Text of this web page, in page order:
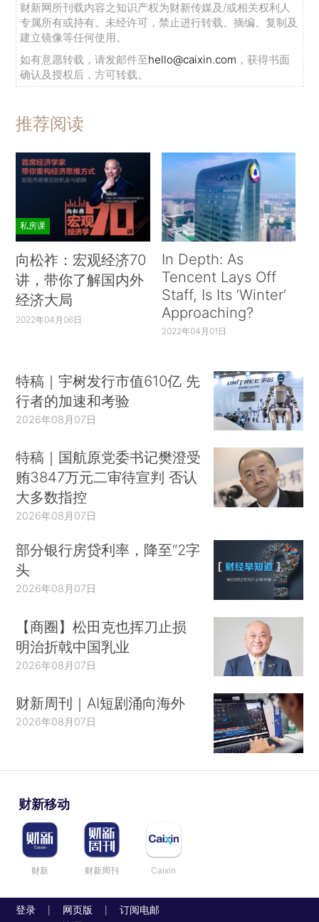
财新网所刊载内容之知识产权为财新传媒及/或相关权利人
专属所有或持有。未经许可，禁止进行转载、摘编、复制及
建立镜像等任何使用。
如有意愿转载，请发邮件至hello@caixin.com ，获得书面
确认及授权后，方可转载。
推荐阅读
私房课
向松祚：宏观经济70
讲，带你了解国内外
经济大局
2022年04月06日
In Depth: As
Tencent Lays Off
Staff, Is Its ‘Winter’
Approaching?
2022年04月01日
特稿｜宇树发行市值610亿 先
行者的加速和考验
2026年08月07日
特稿｜国航原党委书记樊澄受
贿3847万元二审待宣判 否认
大多数指控
2026年08月07日
部分银行房贷利率，降至“2字
头
2026年08月07日
【商圈】松田克也挥刀止损
明治折戟中国乳业
2026年08月07日
财新周刊｜AI短剧涌向海外
2026年08月07日
财新移动
财新 财新周刊 Caixin
登录 网页版 订阅电邮